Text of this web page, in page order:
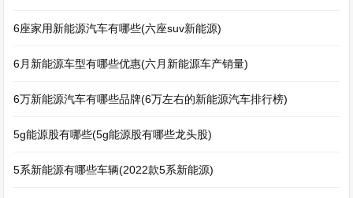
6座家用新能源汽车有哪些(六座suv新能源)
6月新能源车型有哪些优惠(六月新能源车产销量)
6万新能源汽车有哪些品牌(6万左右的新能源汽车排行榜)
5g能源股有哪些(5g能源股有哪些龙头股)
5系新能源有哪些车辆(2022款5系新能源)